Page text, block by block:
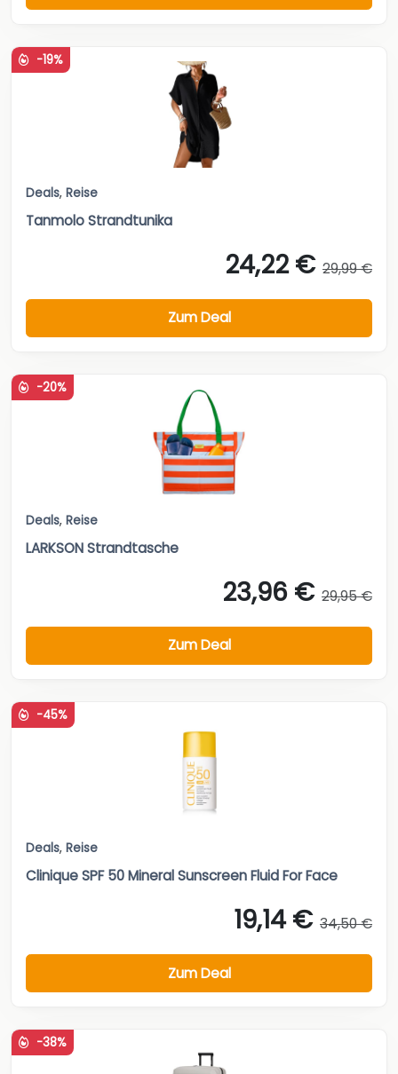
-19%
Deals, Reise
Tanmolo Strandtunika
24,22 € 29,99 €
Zum Deal
-20%
Deals, Reise
LARKSON Strandtasche
23,96 € 29,95 €
Zum Deal
-45%
Deals, Reise
Clinique SPF 50 Mineral Sunscreen Fluid For Face
19,14 € 34,50 €
Zum Deal
-38%